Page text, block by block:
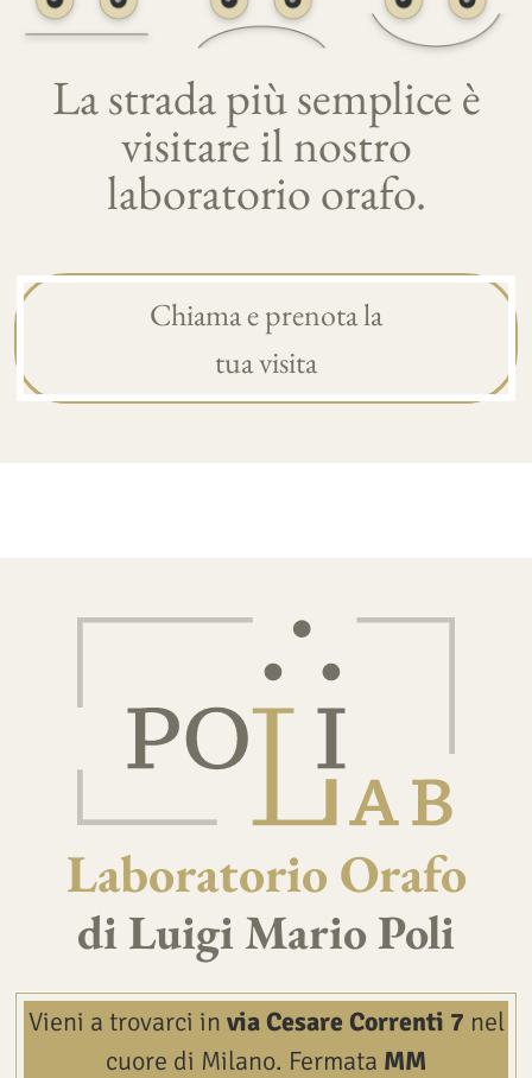
La strada più semplice è
visitare il nostro
laboratorio orafo.
Chiama e prenota la
tua visita
Laboratorio Orafo
di Luigi Mario Poli
Vieni a trovarci in via Cesare Correnti 7 nel
cuore di Milano. Fermata MM